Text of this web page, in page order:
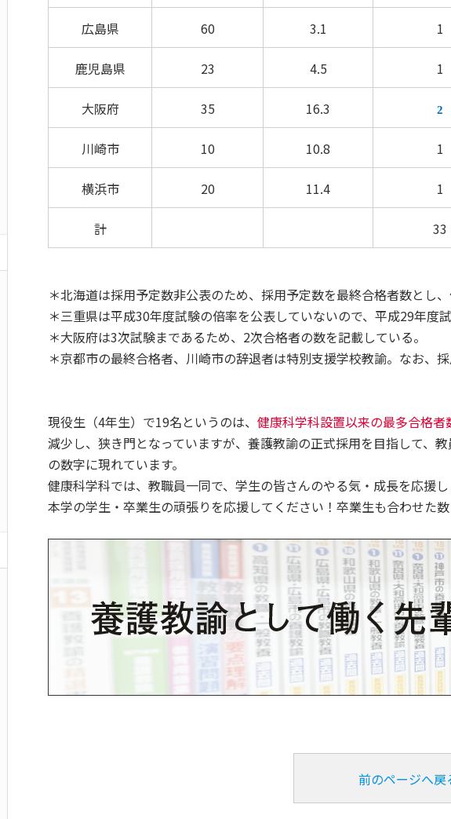
広島県 60 3.1 1
鹿児島県 23 4.5 1
大阪府 35 16.3 2
川崎市 10 10.8 1
横浜市 20 11.4 1
計 33
＊北海道は採用予定数非公表のため、採用予定数を最終合格者数とし
＊三重県は平成30年度試験の倍率を公表していないので、平成29年度
＊大阪府は3次試験まであるため、2次合格者の数を記載している。
＊京都市の最終合格者、川崎市の辞退者は特別支援学校教諭。なお、
現役生（4年生）で19名というのは、 健康科学科設置以来の最多合格者
減少し、狭き門となっていますが、養護教諭の正式採用を目指して、
の数字に現れています。
健康科学科では、教職員一同で、学生の皆さんのやる気・成長を応援
本学の学生・卒業生の頑張りを応援してください！卒業生も合わせた
前のページへ戻